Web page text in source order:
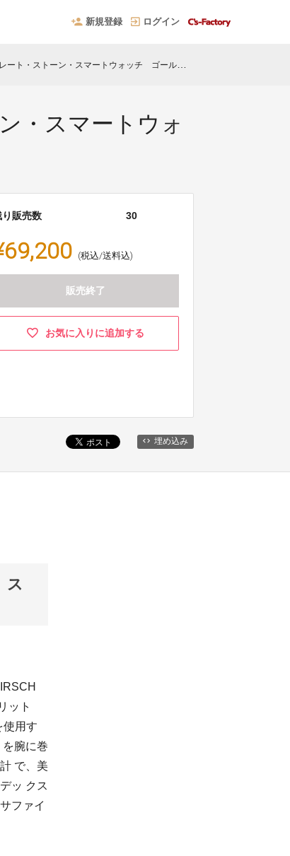
新規登録 ログイン
ストーン・スマートウォッチ ゴールド／シルバー
・スマートウォ
り販売数 30
(税込/送料込)
販売終了
お気に入りに追加する
埋め込み
ス
ット
使用す
腕に巻
で、美
ッ クス
ファイ